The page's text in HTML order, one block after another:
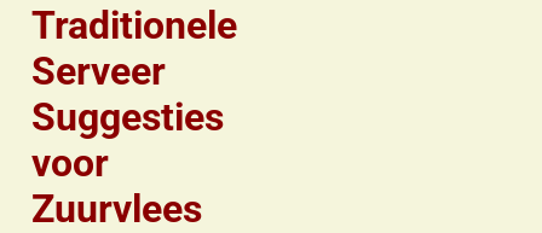
Traditionele
Serveer
Suggesties
voor
Zuurvlees